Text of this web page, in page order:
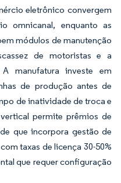
eletrônico convergem
omnicanal, enquanto as
módulos de manutenção
de motoristas e a
manufatura investe em
de produção antes de
de inatividade de troca e
permite prêmios de
que incorpora gestão de
taxas de licença 30-50%
que requer configuração